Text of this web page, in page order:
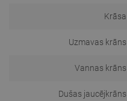
Krāsa
Uzmavas krāns
Vannas krāns
Dušas jaucējkrāns